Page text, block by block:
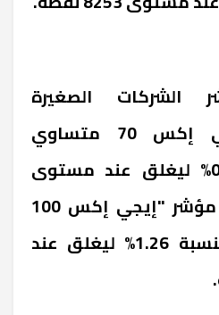
الشركات الصغيرة
والمتوسطة "إيجي إكس 70 متساوي
الأوزان" بنسبة 0.98% ليغلق عند مستوى
3712 نقطة، وهبط مؤشر "إيجي إكس 100
متساوي الأوزان" بنسبة 1.26% ليغلق عند